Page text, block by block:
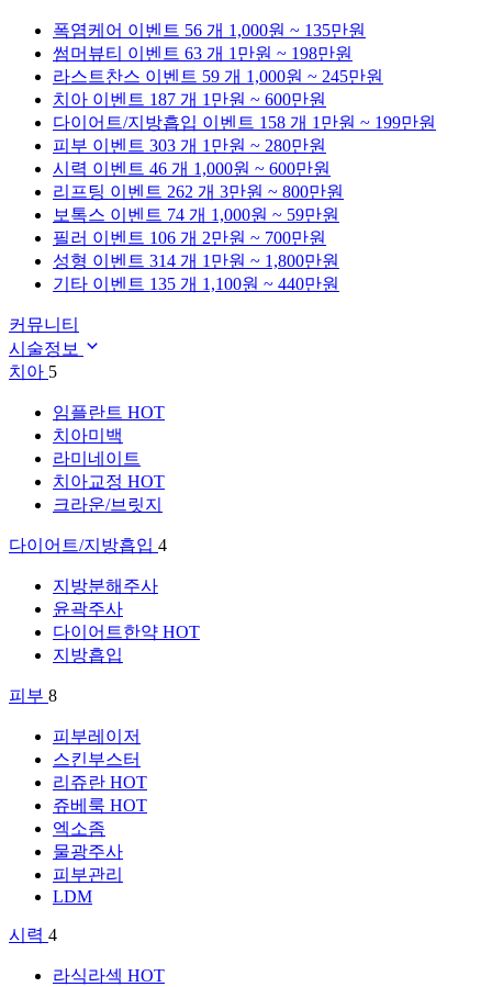
폭염케어 이벤트 56 개 1,000원 ~ 135만원
썸머뷰티 이벤트 63 개 1만원 ~ 198만원
라스트찬스 이벤트 59 개 1,000원 ~ 245만원
치아 이벤트 187 개 1만원 ~ 600만원
다이어트/지방흡입 이벤트 158 개 1만원 ~ 199만원
피부 이벤트 303 개 1만원 ~ 280만원
시력 이벤트 46 개 1,000원 ~ 600만원
리프팅 이벤트 262 개 3만원 ~ 800만원
보톡스 이벤트 74 개 1,000원 ~ 59만원
필러 이벤트 106 개 2만원 ~ 700만원
성형 이벤트 314 개 1만원 ~ 1,800만원
기타 이벤트 135 개 1,100원 ~ 440만원
커뮤니티
시술정보
치아 5
임플란트 HOT
치아미백
라미네이트
치아교정 HOT
크라운/브릿지
다이어트/지방흡입 4
지방분해주사
윤곽주사
다이어트한약 HOT
지방흡입
피부 8
피부레이저
스킨부스터
리쥬란 HOT
쥬베룩 HOT
엑소좀
물광주사
피부관리
LDM
시력 4
라식라섹 HOT